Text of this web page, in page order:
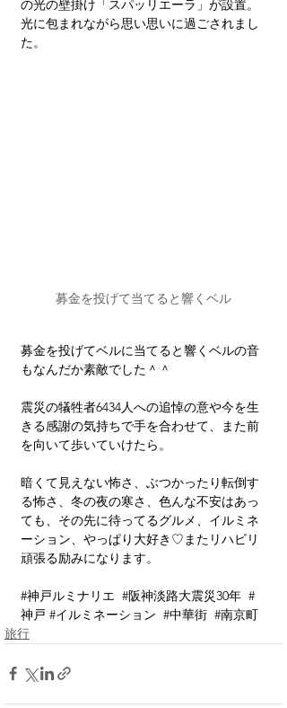
の光の壁掛け「スパッリエーラ」が設置。
光に包まれながら思い思いに過ごされまし
た。
募金を投げて当てると響くベル
募金を投げてベルに当てると響くベルの音
もなんだか素敵でした＾＾
震災の犠牲者6434人への追悼の意や今を生
きる感謝の気持ちで手を合わせて、また前
を向いて歩いていけたら。
暗くて見えない怖さ、ぶつかったり転倒す
る怖さ、冬の夜の寒さ、色んな不安はあっ
ても、その先に待ってるグルメ、イルミネ
ーション、やっぱり大好き♡またリハビリ
頑張る励みになります。
#神戸ルミナリエ #阪神淡路大震災30年 #
神戸 #イルミネーション #中華街 #南京町
旅行